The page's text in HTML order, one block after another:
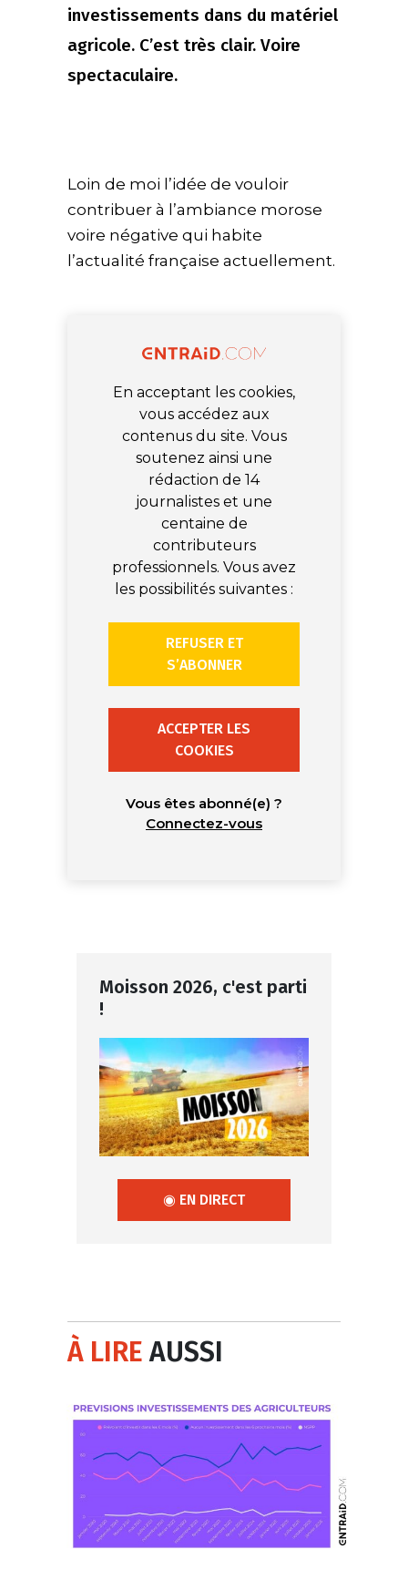
investissements dans du matériel
agricole. C’est très clair. Voire
spectaculaire.
Loin de moi l’idée de vouloir
contribuer à l’ambiance morose
voire négative qui habite
l’actualité française actuellement.
En acceptant les cookies,
vous accédez aux
contenus du site. Vous
soutenez ainsi une
rédaction de 14
journalistes et une
centaine de
contributeurs
professionnels. Vous avez
les possibilités suivantes :
REFUSER ET
S’ABONNER
ACCEPTER LES
COOKIES
Vous êtes abonné(e) ?
Connectez-vous
Moisson 2026, c'est parti
!
◉ EN DIRECT
À LIREAUSSI